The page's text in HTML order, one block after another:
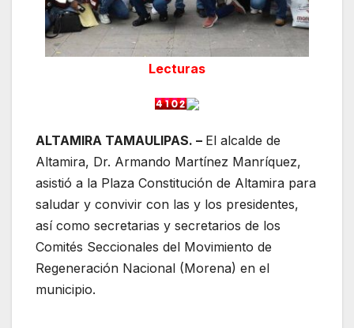
Lecturas
ALTAMIRA TAMAULIPAS. – El alcalde de
Altamira, Dr. Armando Martínez Manríquez,
asistió a la Plaza Constitución de Altamira para
saludar y convivir con las y los presidentes,
así como secretarias y secretarios de los
Comités Seccionales del Movimiento de
Regeneración Nacional (Morena) en el
municipio.